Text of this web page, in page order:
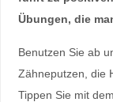
Übungen, die
Benutzen Sie ab
Zähneputzen, die
Tippen Sie mit